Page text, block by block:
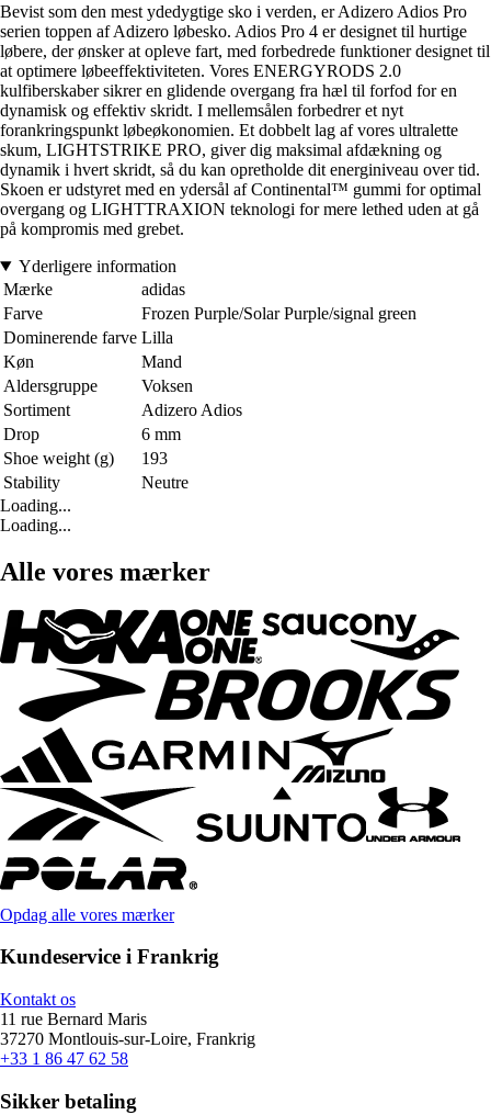
Bevist som den mest ydedygtige sko i verden, er Adizero Adios Pro
serien toppen af Adizero løbesko. Adios Pro 4 er designet til hurtige
løbere, der ønsker at opleve fart, med forbedrede funktioner designet til
at optimere løbeeffektiviteten. Vores ENERGYRODS 2.0
kulfiberskaber sikrer en glidende overgang fra hæl til forfod for en
dynamisk og effektiv skridt. I mellemsålen forbedrer et nyt
forankringspunkt løbeøkonomien. Et dobbelt lag af vores ultralette
skum, LIGHTSTRIKE PRO, giver dig maksimal afdækning og
dynamik i hvert skridt, så du kan opretholde dit energiniveau over tid.
Skoen er udstyret med en ydersål af Continental™ gummi for optimal
overgang og LIGHTTRAXION teknologi for mere lethed uden at gå
på kompromis med grebet.
Yderligere information
Mærke
adidas
Farve
Frozen Purple/Solar Purple/signal green
Dominerende farve Lilla
Køn
Mand
Aldersgruppe
Voksen
Sortiment
Adizero Adios
Drop
6 mm
Shoe weight (g)
193
Stability
Neutre
Loading...
Loading...
Alle vores mærker
Opdag alle vores mærker
Kundeservice i Frankrig
Kontakt os
11 rue Bernard Maris
37270 Montlouis-sur-Loire, Frankrig
+33 1 86 47 62 58
Sikker betaling